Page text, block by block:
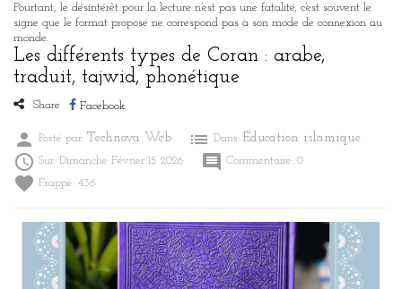
Pourtant, le désintérêt pour la lecture n’est pas une fatalité, c’est souvent le
signe que le format proposé ne correspond pas à son mode de connexion au
monde.
Les différents types de Coran : arabe,
traduit, tajwid, phonétique
Share Facebook
person Posté par: Technova Web list Dans: Éducation islamique
 Sur: Dimanche Février 15 2026 comment Commentaire: 0
favorite Frappé: 436